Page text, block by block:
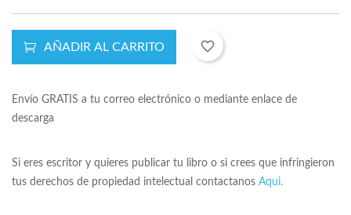
AÑADIR AL CARRITO favorite_border
Envío GRATIS a tu correo electrónico o mediante enlace de
descarga
Si eres escritor y quieres publicar tu libro o si crees que infringieron
tus derechos de propiedad intelectual contactanos Aqui.